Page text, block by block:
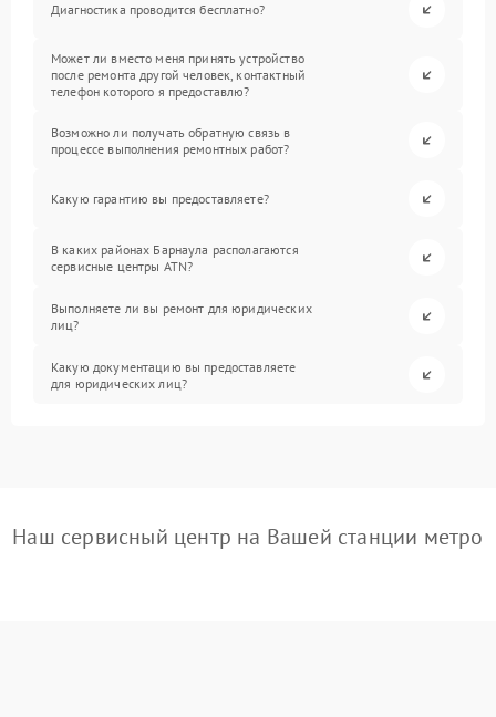
Диагностика проводится бесплатно?
Может ли вместо меня принять устройство
после ремонта другой человек, контактный
телефон которого я предоставлю?
Возможно ли получать обратную связь в
процессе выполнения ремонтных работ?
Какую гарантию вы предоставляете?
В каких районах Барнаула располагаются
сервисные центры ATN?
Выполняете ли вы ремонт для юридических
лиц?
Какую документацию вы предоставляете
для юридических лиц?
Наш сервисный центр на Вашей станции метро